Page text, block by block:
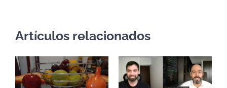
Artículos relacionados